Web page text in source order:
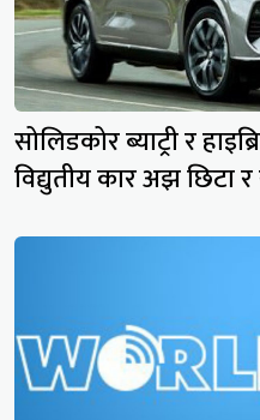
सोलिडकोर ब्याट्री र
विद्युतीय कार अझ छिटा र